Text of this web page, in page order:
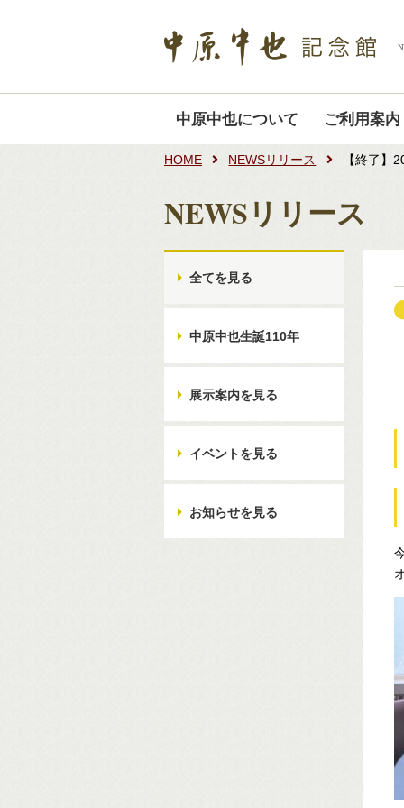
中原中也について ご利用案内
HOME NEWSリリース 【終了】
NEWSリリース
全てを見る
中原中也生誕110年
展示案内を見る
イベントを見る
お知らせを見る